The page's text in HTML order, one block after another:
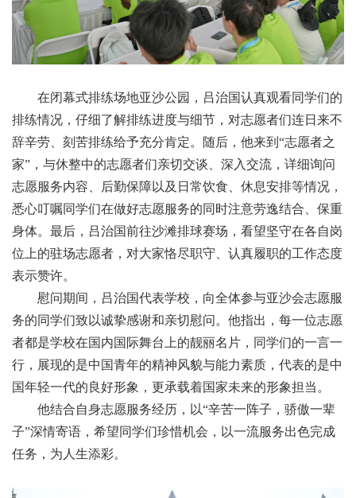
在闭幕式排练场地亚沙公园，吕治国认真观看同学们的
排练情况，仔细了解排练进度与细节，对志愿者们连日来不
辞辛劳、刻苦排练给予充分肯定。随后，他来到“志愿者之
家”，与休整中的志愿者们亲切交谈、深入交流，详细询问
志愿服务内容、后勤保障以及日常饮食、休息安排等情况 ，
悉心叮嘱同学们在做好志愿服务的同时注意劳逸结合、保重
身体。最后，吕治国前往沙滩排球赛场，看望坚守在各自岗
位上的驻场志愿者 ，对大家恪尽职守、认真履职的工作态度
表示赞许。
慰问期间，吕治国代表学校，向全体参与亚沙会志愿服
务的同学们致以诚挚感谢和亲切慰问。他指出，每一位志愿
者都是学校在国内国际舞台上的靓丽名片，同学们的一言一
行，展现的是中国青年的精神风貌与能力素质，代表的是中
国年轻一代的良好形象，更承载着国家未来的形象担当。
他结合自身志愿服务经历，以“辛苦一阵子，骄傲一辈
子”深情寄语，希望同学们珍惜机会，以一流服务出色完成
任务，为人生添彩。